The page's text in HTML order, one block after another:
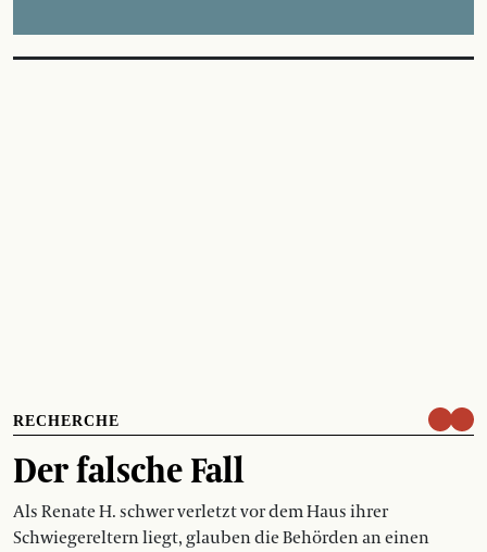
RECHERCHE
Der falsche Fall
Als Renate H. schwer verletzt vor dem Haus ihrer
Schwiegereltern liegt, glauben die Behörden an einen